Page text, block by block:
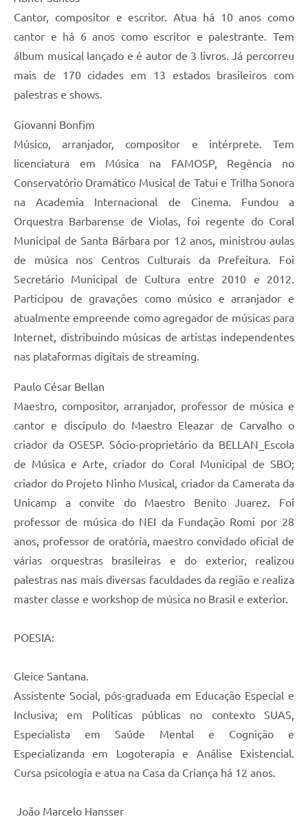
Cantor, compositor e escritor. Atua há 10 anos como
cantor e há 6 anos como escritor e palestrante. Tem
álbum musical lançado e é autor de 3 livros. Já percorreu
mais de 170 cidades em 13 estados brasileiros com
palestras e shows.
Giovanni Bonfim
Músico, arranjador, compositor e intérprete. Tem
licenciatura em Música na FAMOSP, Regência no
Conservatório Dramático Musical de Tatuí e Trilha Sonora
na Academia Internacional de Cinema. Fundou a
Orquestra Barbarense de Violas, foi regente do Coral
Municipal de Santa Bárbara por 12 anos, ministrou aulas
de música nos Centros Culturais da Prefeitura. Foi
Secretário Municipal de Cultura entre 2010 e 2012.
Participou de gravações como músico e arranjador e
atualmente empreende como agregador de músicas para
Internet, distribuindo músicas de artistas independentes
nas plataformas digitais de streaming.
Paulo César Bellan
Maestro, compositor, arranjador, professor de música e
cantor e discípulo do Maestro Eleazar de Carvalho o
criador da OSESP. Sócio-proprietário da BELLAN_Escola
de Música e Arte, criador do Coral Municipal de SBO;
criador do Projeto Ninho Musical, criador da Camerata da
Unicamp a convite do Maestro Benito Juarez. Foi
professor de música do NEI da Fundação Romi por 28
anos, professor de oratória, maestro convidado oficial de
várias orquestras brasileiras e do exterior, realizou
palestras nas mais diversas faculdades da região e realiza
master classe e workshop de música no Brasil e exterior.
POESIA:
Gleice Santana.
Assistente Social, pós-graduada em Educação Especial e
Inclusiva; em Políticas públicas no contexto SUAS,
Especialista em Saúde Mental e Cognição e
Especializanda em Logoterapia e Análise Existencial.
Cursa psicologia e atua na Casa da Criança há 12 anos.
João Marcelo Hansser